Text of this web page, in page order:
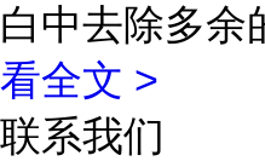
白中去除多余
看全文 >
联系我们